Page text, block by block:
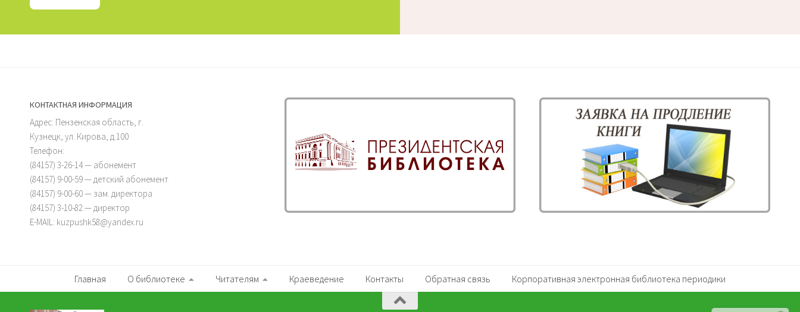
КОНТАКТНАЯ ИНФОРМАЦИЯ
Адрес: Пензенская область, г.
Кузнецк, ул. Кирова, д.100
Телефон:
(84157) 3-26-14 — абонемент
(84157) 9-00-59 — детский абонемент
(84157) 9-00-60 — зам. директора
(84157) 3-10-82 — директор
E-MAIL: kuzpushk58@yandex.ru
Главная О библиотеке Читателям Краеведение Контакты Обратная связь Корпоративная электронная библиотека периодики